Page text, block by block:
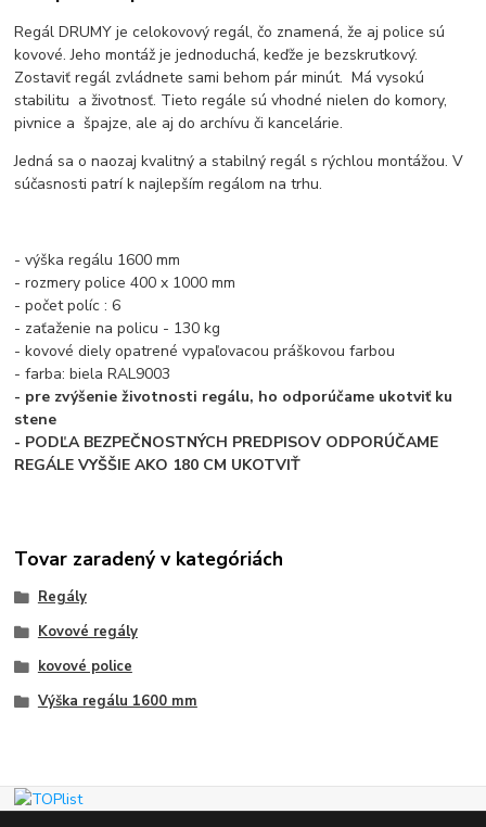
Regál DRUMY je celokovový regál, čo znamená, že aj police sú
kovové. Jeho montáž je jednoduchá, keďže je bezskrutkový.
Zostaviť regál zvládnete sami behom pár minút. Má vysokú
stabilitu a životnosť. Tieto regále sú vhodné nielen do komory,
pivnice a špajze, ale aj do archívu či kancelárie.
Jedná sa o naozaj kvalitný a stabilný regál s rýchlou montážou. V
súčasnosti patrí k najlepším regálom na trhu.
- výška regálu 1600 mm
- rozmery police 400 x 1000 mm
- počet políc : 6
- zaťaženie na policu - 130 kg
- kovové diely opatrené vypaľovacou práškovou farbou
- farba: biela RAL9003
- pre zvýšenie životnosti regálu, ho odporúčame ukotviť ku
stene
- PODĽA BEZPEČNOSTNÝCH PREDPISOV ODPORÚČAME
REGÁLE VYŠŠIE AKO 180 CM UKOTVIŤ
Tovar zaradený v kategóriách
Regály
Kovové regály
kovové police
Výška regálu 1600 mm